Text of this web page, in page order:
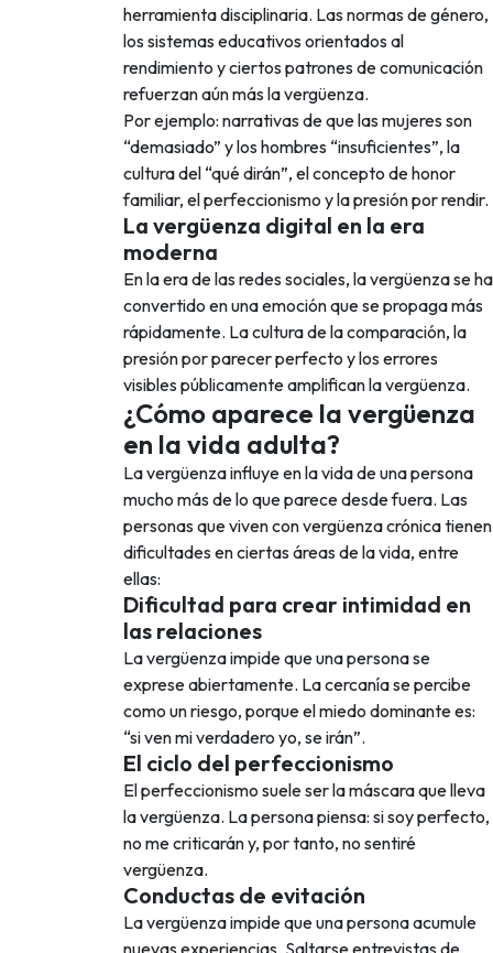
herramienta disciplinaria. Las normas de género,
los sistemas educativos orientados al
rendimiento y ciertos patrones de comunicación
refuerzan aún más la vergüenza.
Por ejemplo: narrativas de que las mujeres son
“demasiado” y los hombres “insuficientes”, la
cultura del “qué dirán”, el concepto de honor
familiar, el perfeccionismo y la presión por rendir.
La vergüenza digital en la era
moderna
En la era de las redes sociales, la vergüenza se ha
convertido en una emoción que se propaga más
rápidamente. La cultura de la comparación, la
presión por parecer perfecto y los errores
visibles públicamente amplifican la vergüenza.
¿Cómo aparece la vergüenza
en la vida adulta?
La vergüenza influye en la vida de una persona
mucho más de lo que parece desde fuera. Las
personas que viven con vergüenza crónica tienen
dificultades en ciertas áreas de la vida, entre
ellas:
Dificultad para crear intimidad en
las relaciones
La vergüenza impide que una persona se
exprese abiertamente. La cercanía se percibe
como un riesgo, porque el miedo dominante es:
“si ven mi verdadero yo, se irán”.
El ciclo del perfeccionismo
El perfeccionismo suele ser la máscara que lleva
la vergüenza. La persona piensa: si soy perfecto,
no me criticarán y, por tanto, no sentiré
vergüenza.
Conductas de evitación
La vergüenza impide que una persona acumule
nuevas experiencias. Saltarse entrevistas de